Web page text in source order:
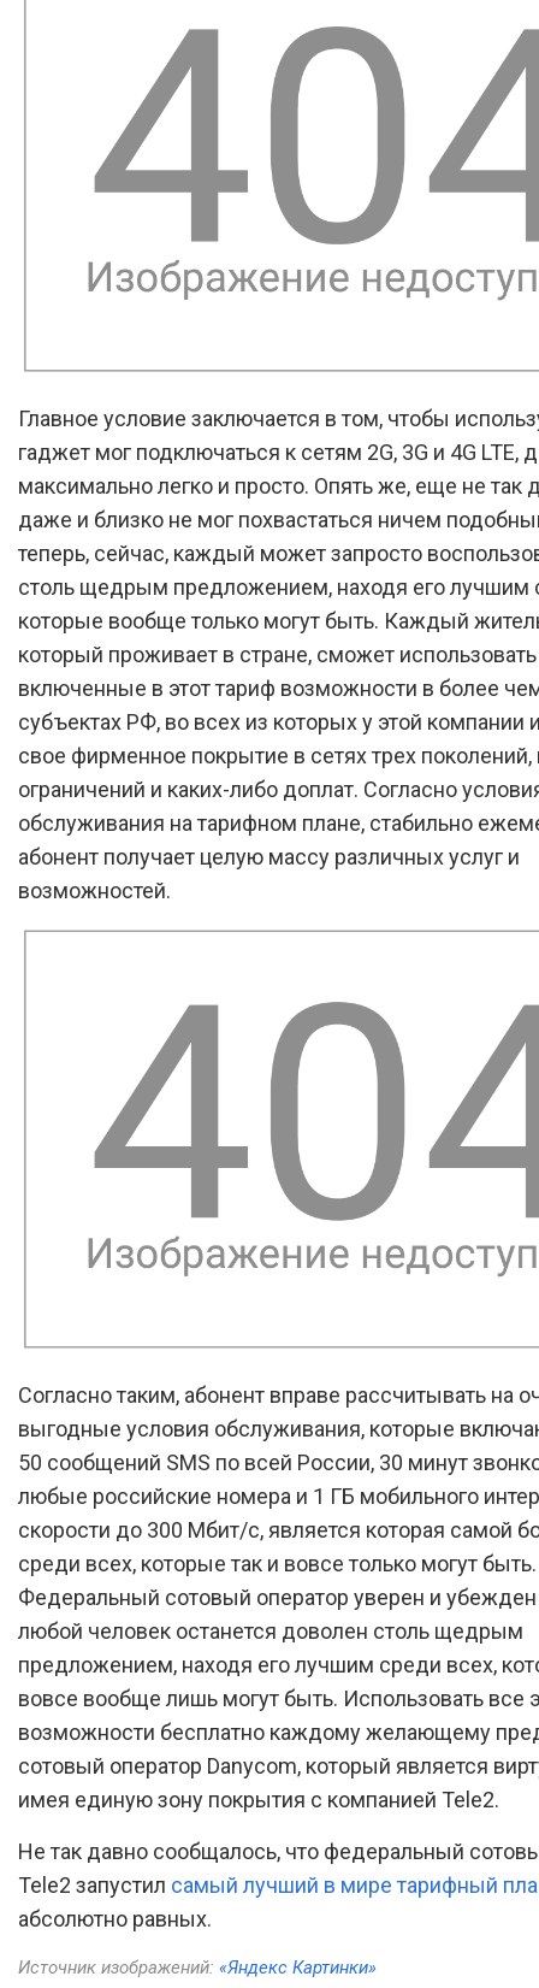
Главное условие заключается в том, чтобы
гаджет мог подключаться к сетям 2G, 3G и 4G LTE,
максимально легко и просто. Опять же, еще не так
даже и близко не мог похвастаться ничем
теперь, сейчас, каждый может запросто
столь щедрым предложением, находя его лучшим
которые вообще только могут быть. Каждый
который проживает в стране, сможет
включенные в этот тариф возможности в более
субъектах РФ, во всех из которых у этой компании
свое фирменное покрытие в сетях трех
ограничений и каких-либо доплат. Согласно
обслуживания на тарифном плане, стабильно
абонент получает целую массу различных услуг и
возможностей.
Согласно таким, абонент вправе рассчитывать на
выгодные условия обслуживания, которые
50 сообщений SMS по всей России, 30 минут
любые российские номера и 1 ГБ мобильного
скорости до 300 Мбит/с, является которая самой
среди всех, которые так и вовсе только могут быть.
Федеральный сотовый оператор уверен и убежден
любой человек останется доволен столь щедрым
предложением, находя его лучшим среди всех,
вовсе вообще лишь могут быть. Использовать все
возможности бесплатно каждому желающему
сотовый оператор Danycom, который является
имея единую зону покрытия с компанией Tele2.
Не так давно сообщалось, что федеральный
Tele2 запустил самый лучший в мире тарифный
абсолютно равных.
Источник изображений: «Яндекс Картинки»